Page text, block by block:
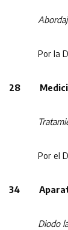
Por la Dra.
28
Por el Dr.
34
Diodo